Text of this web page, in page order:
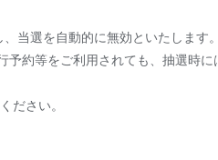
当選を自動的に無効といたします
約等をご利用されても、抽選時
ださい。